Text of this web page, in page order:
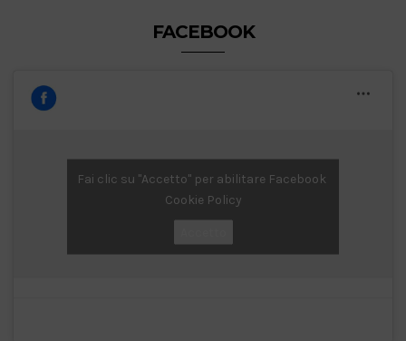
FACEBOOK
Fai clic su "Accetto" per abilitare Facebook
Cookie Policy